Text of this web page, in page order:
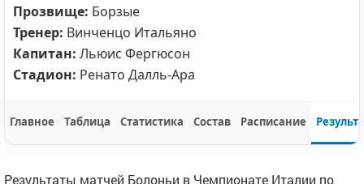
Прозвище: Борзые
Тренер: Винченцо Итальяно
Капитан: Льюис Фергюсон
Стадион: Ренато Далль-Ара
Главное Таблица Статистика Состав Расписание
Результаты матчей Болоньи в Чемпионате Италии по